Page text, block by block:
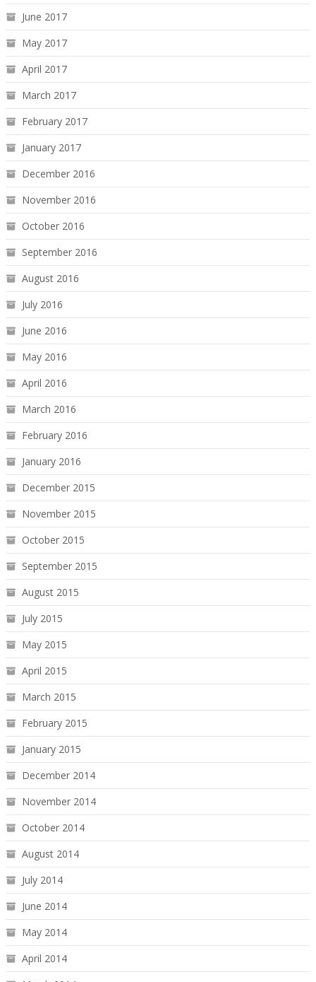
June 2017
May 2017
April 2017
March 2017
February 2017
January 2017
December 2016
November 2016
October 2016
September 2016
August 2016
July 2016
June 2016
May 2016
April 2016
March 2016
February 2016
January 2016
December 2015
November 2015
October 2015
September 2015
August 2015
July 2015
May 2015
April 2015
March 2015
February 2015
January 2015
December 2014
November 2014
October 2014
August 2014
July 2014
June 2014
May 2014
April 2014